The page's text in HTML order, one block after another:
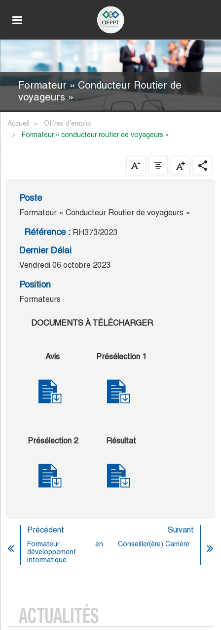
Formateur « Conducteur Routier de
voyageurs »
Accueil
Offres d'emploi
formateur « conducteur routier de voyageurs »
Poste
Formateur « Conducteur Routier de voyageurs »
Référence : RH373/2023
Dernier Délai
Vendredi 06 octobre 2023
Position
Formateurs
DOCUMENTS À TÉLÉCHARGER
Avis Présélection 1
Présélection 2 Résultat
Formateur en
développement
informatique
Conseiller(ère) Carrière
Précédent Suivant
ACTUALITÉS